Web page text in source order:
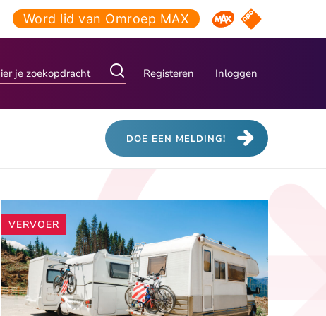
Word lid van Omroep MAX Omroep MAX
NPO Start
Registeren Inloggen
DOE EEN MELDING!
Andere
artikelen
VERVOER